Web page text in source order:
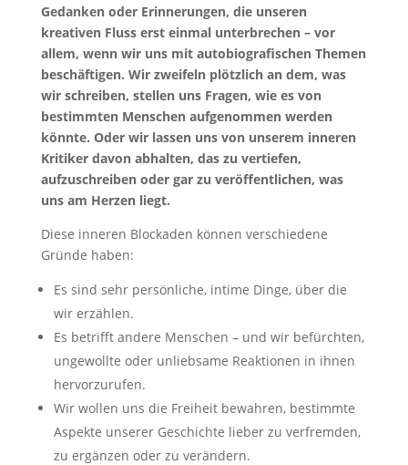
Gedanken oder Erinnerungen, die unseren
kreativen Fluss erst einmal unterbrechen – vor
allem, wenn wir uns mit autobiografischen Themen
beschäftigen. Wir zweifeln plötzlich an dem, was
wir schreiben, stellen uns Fragen, wie es von
bestimmten Menschen aufgenommen werden
könnte. Oder wir lassen uns von unserem inneren
Kritiker davon abhalten, das zu vertiefen,
aufzuschreiben oder gar zu veröffentlichen, was
uns am Herzen liegt.
Diese inneren Blockaden können verschiedene
Gründe haben:
Es sind sehr persönliche, intime Dinge, über die
wir erzählen.
Es betrifft andere Menschen – und wir befürchten,
ungewollte oder unliebsame Reaktionen in ihnen
hervorzurufen.
Wir wollen uns die Freiheit bewahren, bestimmte
Aspekte unserer Geschichte lieber zu verfremden,
zu ergänzen oder zu verändern.